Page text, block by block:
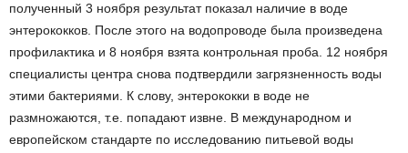
полученный 3 ноября результат показал наличие в воде
энтерококков. После этого на водопроводе была произведена
профилактика и 8 ноября взята контрольная проба. 12 ноября
специалисты центра снова подтвердили загрязненность воды
этими бактериями. К слову, энтерококки в воде не
размножаются, т.е. попадают извне. В международном и
европейском стандарте по исследованию питьевой воды